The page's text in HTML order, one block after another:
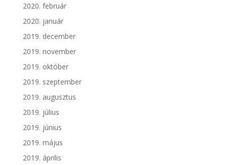
2020. február
2020. január
2019. december
2019. november
2019. október
2019. szeptember
2019. augusztus
2019. július
2019. június
2019. május
2019. április